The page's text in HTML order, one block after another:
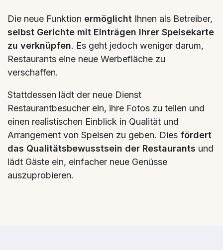
Die neue Funktion ermöglicht Ihnen als Betreiber,
selbst Gerichte mit Einträgen Ihrer Speisekarte
zu verknüpfen. Es geht jedoch weniger darum,
Restaurants eine neue Werbefläche zu
verschaffen.
Stattdessen lädt der neue Dienst
Restaurantbesucher ein, ihre Fotos zu teilen und
einen realistischen Einblick in Qualität und
Arrangement von Speisen zu geben. Dies fördert
das Qualitätsbewusstsein der Restaurants und
lädt Gäste ein, einfacher neue Genüsse
auszuprobieren.